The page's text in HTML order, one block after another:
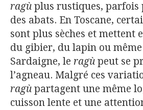
ragù plus rustiques, parfois
des abats. En Toscane,
sont plus sèches et mettent
du gibier, du lapin ou
Sardaigne, le ragù peut se
l’agneau. Malgré ces
ragù partagent une même
cuisson lente et une